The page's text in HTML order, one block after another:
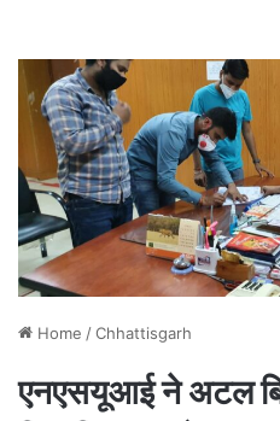
Home /Chhattisgarh
एनएसयूआई ने अटल